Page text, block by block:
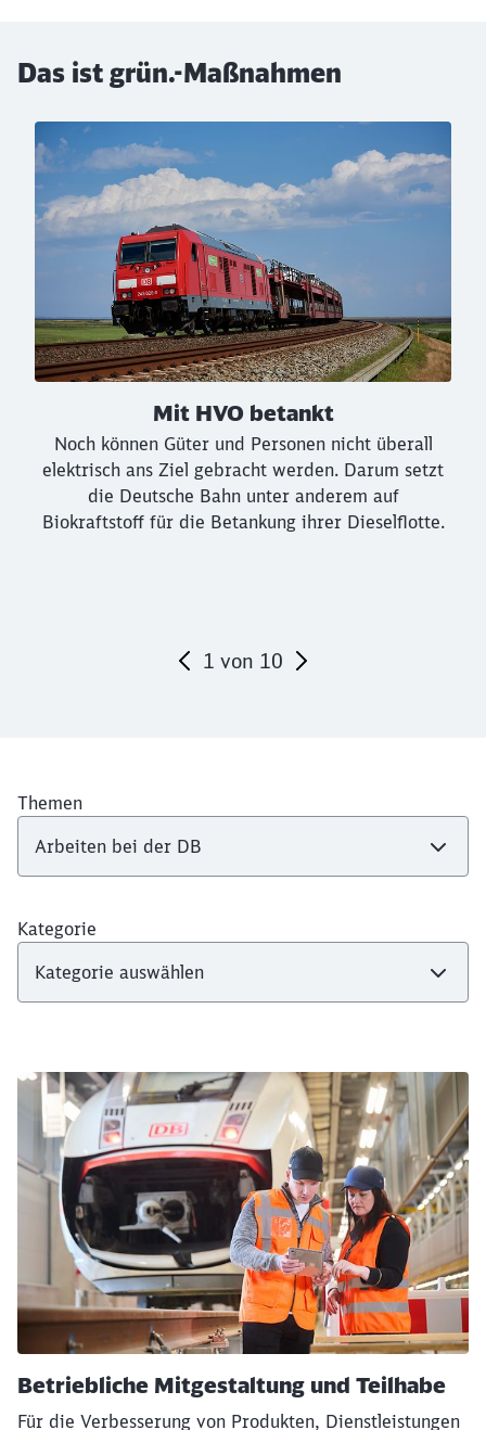
Das ist grün.-Maßnahmen
Klicken, um den folgenden Slider zu überspringen
Mit HVO betankt
Noch können Güter und Personen nicht überall
elektrisch ans Ziel gebracht werden. Darum setzt
die Deutsche Bahn unter anderem auf
Biokraftstoff für die Betankung ihrer Dieselflotte.
1 von 10
Themen
Kategorie
Betriebliche Mitgestaltung und Teilhabe
Für die Verbesserung von Produkten, Dienstleistungen